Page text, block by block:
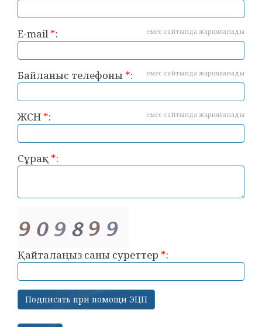
E-mail*: емес сайтында жарияланады
Байланыс телефоны *: емес сайтында жарияланады
ЖСН *: емес сайтында жарияланады
Сұрақ *:
Қайталаңыз саны суреттер *: